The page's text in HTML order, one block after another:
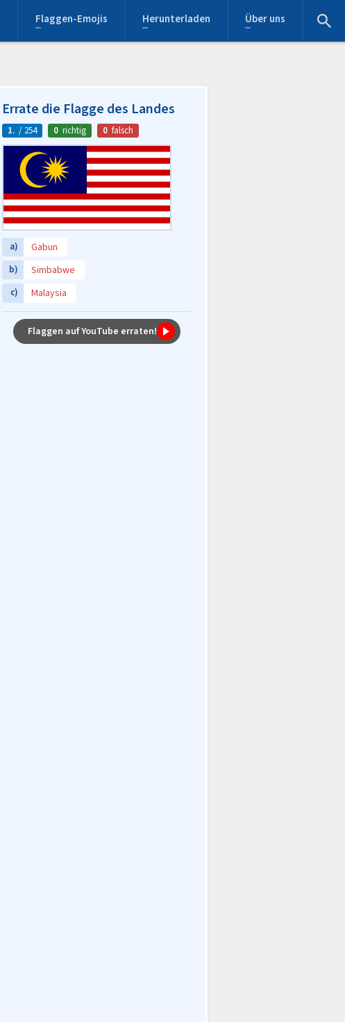
Flaggen-Emojis Herunterladen Über uns
Errate die Flagge des Landes
1. / 254 0 richtig 0 falsch
a) Gabun
b) Simbabwe
c) Malaysia
Flaggen auf YouTube erraten!